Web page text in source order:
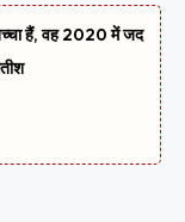
बच्चा हैं, वह 2020 में जद